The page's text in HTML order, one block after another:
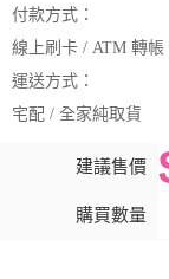
付款方式：
線上刷卡 / ATM 轉帳
運送方式：
宅配 / 全家純取貨
建議售價
購買數量